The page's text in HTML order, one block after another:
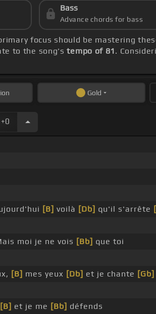
Bass
Advance chords for bass
focus should be mastering
to the song'stempo of 81 .
Gold
+0
[B] voilà [Db] qu'il s'arrête
moi je ne vois [Bb] que toi
[B] mes yeux [Db] et je chante [Gb]
[B] et je me [Bb] défends